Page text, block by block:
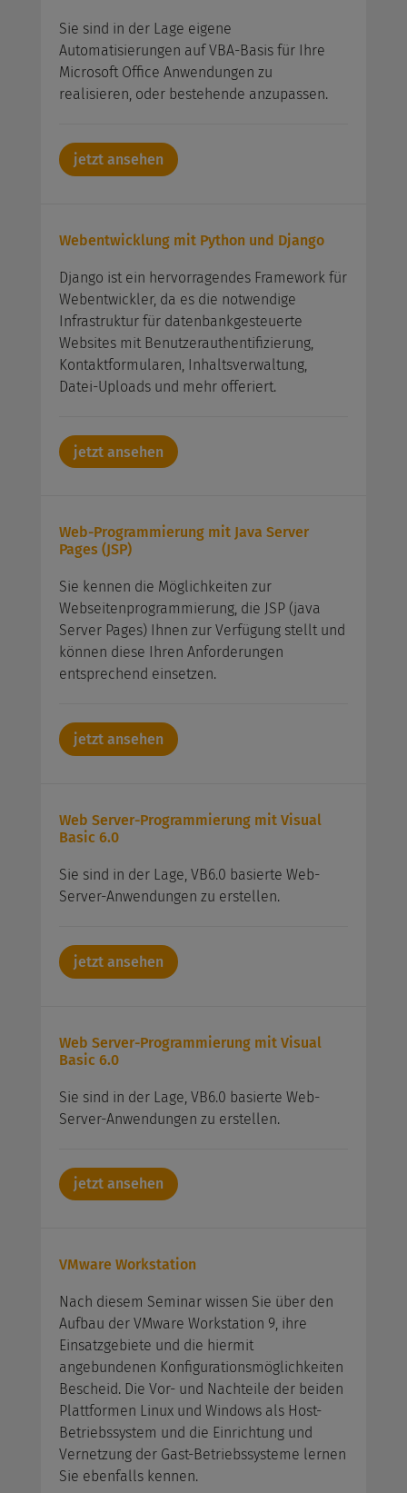
Sie sind in der Lage eigene
Automatisierungen auf VBA-Basis für Ihre
Microsoft Office Anwendungen zu
realisieren, oder bestehende anzupassen.
jetzt ansehen
Webentwicklung mit Python und Django
Django ist ein hervorragendes Framework für
Webentwickler, da es die notwendige
Infrastruktur für datenbankgesteuerte
Websites mit Benutzerauthentifizierung,
Kontaktformularen, Inhaltsverwaltung,
Datei-Uploads und mehr offeriert.
jetzt ansehen
Web-Programmierung mit Java Server
Pages (JSP)
Sie kennen die Möglichkeiten zur
Webseitenprogrammierung, die JSP (java
Server Pages) Ihnen zur Verfügung stellt und
können diese Ihren Anforderungen
entsprechend einsetzen.
jetzt ansehen
Web Server-Programmierung mit Visual
Basic 6.0
Sie sind in der Lage, VB6.0 basierte Web-
Server-Anwendungen zu erstellen.
jetzt ansehen
Web Server-Programmierung mit Visual
Basic 6.0
Sie sind in der Lage, VB6.0 basierte Web-
Server-Anwendungen zu erstellen.
jetzt ansehen
VMware Workstation
Nach diesem Seminar wissen Sie über den
Aufbau der VMware Workstation 9, ihre
Einsatzgebiete und die hiermit
angebundenen Konfigurationsmöglichkeiten
Bescheid. Die Vor- und Nachteile der beiden
Plattformen Linux und Windows als Host-
Betriebssystem und die Einrichtung und
Vernetzung der Gast-Betriebssysteme lernen
Sie ebenfalls kennen.